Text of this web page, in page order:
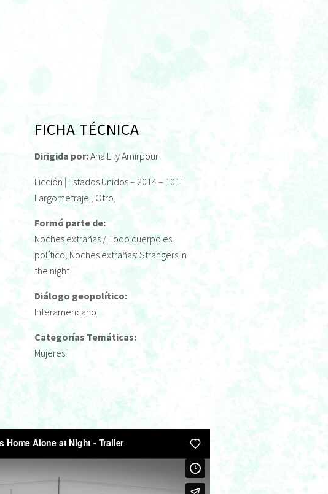
FICHA TÉCNICA
Dirigida por:Ana Lily Amirpour
Ficción | Estados Unidos– 2014– 101'
Largometraje , Otro,
Formó parte de:
Noches extrañas / Todo cuerpo es
político, Noches extrañas: Strangers in
the night
Diálogo geopolítico:
Interamericano
Categorías Temáticas:
Mujeres